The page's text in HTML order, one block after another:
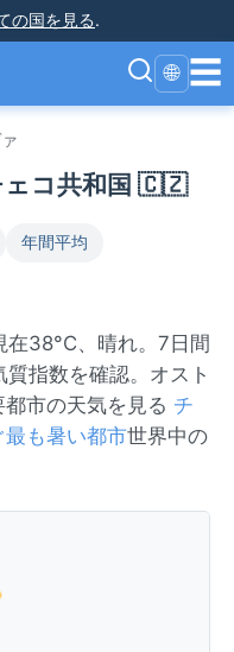
の国を見る.
🌐 ☰
ェコ共和国 🇨🇿
年間平均
38°C、晴れ。7日間
指数を確認。オスト
市の天気を見る チ
最も暑い都市世界中の